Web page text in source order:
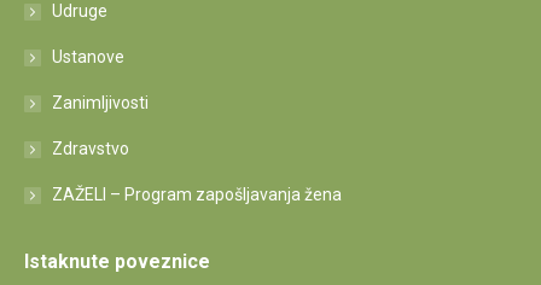
Udruge
Ustanove
Zanimljivosti
Zdravstvo
ZAŽELI – Program zapošljavanja žena
Istaknute poveznice